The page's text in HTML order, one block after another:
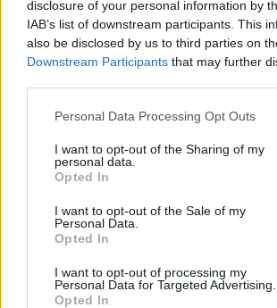
disclosure of your personal information by
IAB’s list of downstream participants. This
also be disclosed by us to third parties on
Downstream Participants that may further
Personal Data Processing Opt Outs
I want to opt-out of the Sharing of my
personal data.
Opted In
I want to opt-out of the Sale of my
Personal Data.
Opted In
I want to opt-out of processing my
Personal Data for Targeted Advertising.
Opted In